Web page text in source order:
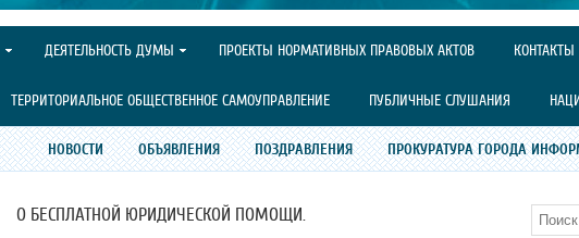
ДЕЯТЕЛЬНОСТЬ ДУМЫ ПРОЕКТЫ НОРМАТИВНЫХ ПРАВОВЫХ АКТОВ КОНТАКТЫ
ТЕРРИТОРИАЛЬНОЕ ОБЩЕСТВЕННОЕ САМОУПРАВЛЕНИЕ ПУБЛИЧНЫЕ СЛУШАНИЯ
НОВОСТИ ОБЪЯВЛЕНИЯ ПОЗДРАВЛЕНИЯ ПРОКУРАТУРА ГОРОДА
О БЕСПЛАТНОЙ ЮРИДИЧЕСКОЙ ПОМОЩИ. Поиск